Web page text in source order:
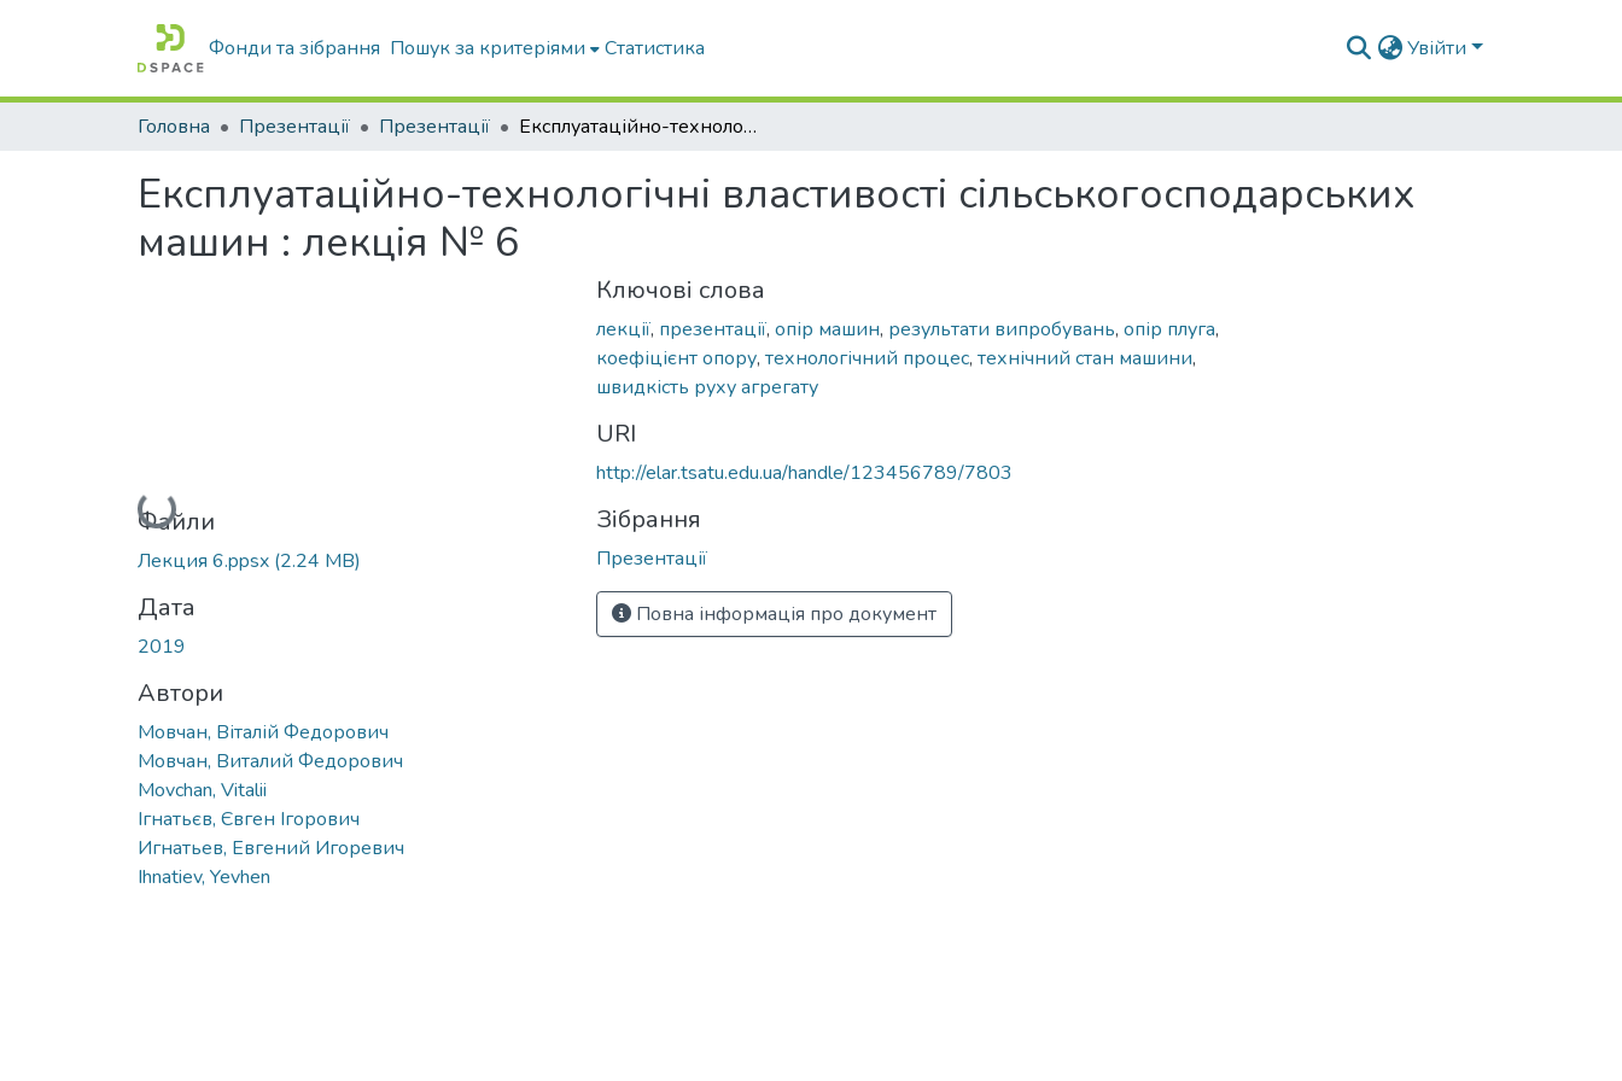
Фонди та зібрання Пошук за критеріями Статистика Увійти
Головна Презентації Презентації Експлуатаційно-технологічні властивості сільськогосподарських машин : лекція № 6
Експлуатаційно-технологічні властивості сільськогосподарських
машин : лекція № 6
Вантажиться...
Файли
Лекция 6.ppsx (2.24 MB)
Дата
2019
Автори
Мовчан, Віталій Федорович
Мовчан, Виталий Федорович
Movchan, Vitalii
Ігнатьєв, Євген Ігорович
Игнатьев, Евгений Игоревич
Ihnatiev, Yevhen
Ключові слова
лекції, презентації, опір машин, результати випробувань, опір плуга,
коефіцієнт опору, технологічний процес, технічний стан машини,
швидкість руху агрегату
URI
http://elar.tsatu.edu.ua/handle/123456789/7803
Зібрання
Презентації
Повна інформація про документ